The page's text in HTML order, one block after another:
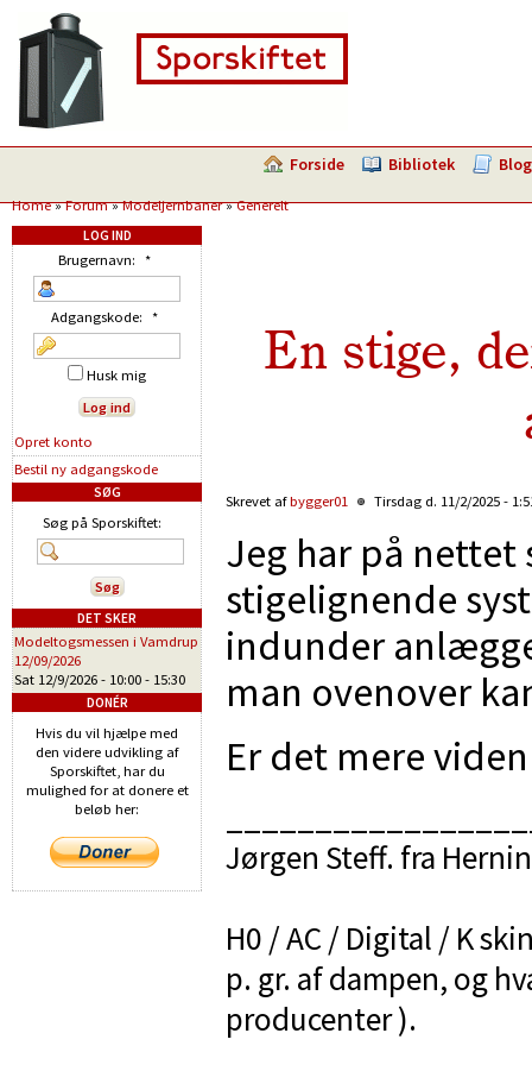
Forside Bibliotek Blog
Home»Forum»Modeljernbaner»Generelt
En stige,
Skrevet afbygger01 Tirsdag d. 11/2/2025 -
Jeg har på
stigelignende
indunder
man ovenover
Er det mere
Jørgen Steff. fra
H0 / AC / Digital / K
p. gr. af dampen, og
producenter ).
LOG IND
Brugernavn: *
Adgangskode: *
Husk mig
Opret konto
Bestil ny adgangskode
SØG
Søg på Sporskiftet:
DET SKER
Modeltogsmessen i Vamdrup
12/09/2026
Sat 12/9/2026 - 10:00 - 15:30
DONÉR
Hvis du vil hjælpe med
den videre udvikling af
Sporskiftet, har du
mulighed for at donere et
beløb her: